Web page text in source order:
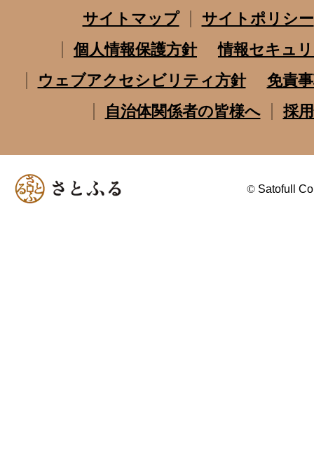
サイトマップ
サイトポリシー
個人情報保護方針
情報セキュ
ウェブアクセシビリティ方針
免責
自治体関係者の皆様へ
採
© Satofull